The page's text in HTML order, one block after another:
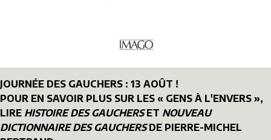
JOURNÉE DES GAUCHERS : 13 AOÛT !
POUR EN SAVOIR PLUS SUR LES « GENS À L'ENVERS »,
LIRE HISTOIRE DES GAUCHERSET NOUVEAU
DICTIONNAIRE DES GAUCHERSDE PIERRE-MICHEL